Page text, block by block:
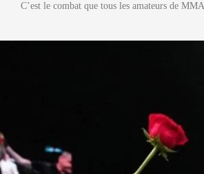
C’est le combat que tous les amateurs de